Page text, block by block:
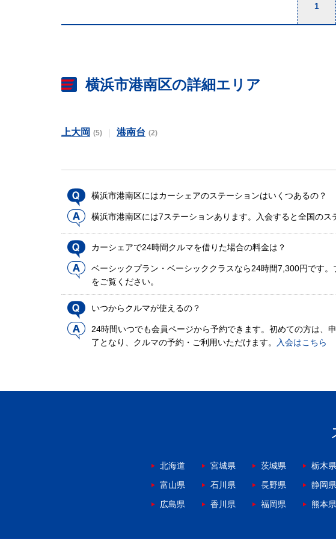
1
横浜市港南区の詳細エリア
上大岡 (5) 港南台 (2)
横浜市港南区にはカーシェアのステーションはいくつあるの？
横浜市港南区には7ステーションあります。入会すると全国のス
カーシェアで24時間クルマを借りた場合の料金は？
ベーシックプラン・ベーシッククラスなら24時間7,300円です
をご覧ください。
いつからクルマが使えるの？
24時間いつでも会員ページから予約できます。初めての方は、
了となり、クルマの予約・ご利用いただけます。
入会はこちら
北海道 宮城県 茨城県 栃木県
富山県
石川県 長野県 静岡県
広島県
香川県 福岡県 熊本県